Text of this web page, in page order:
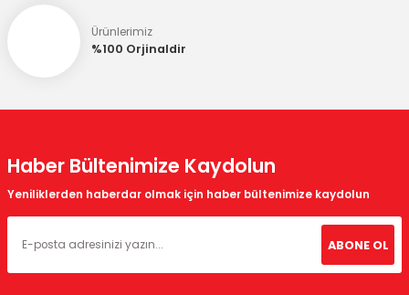
Ürünlerimiz
%100 Orjinaldir
Haber Bültenimize Kaydolun
Yeniliklerden haberdar olmak için haber bültenimize kaydolun
ABONE OL